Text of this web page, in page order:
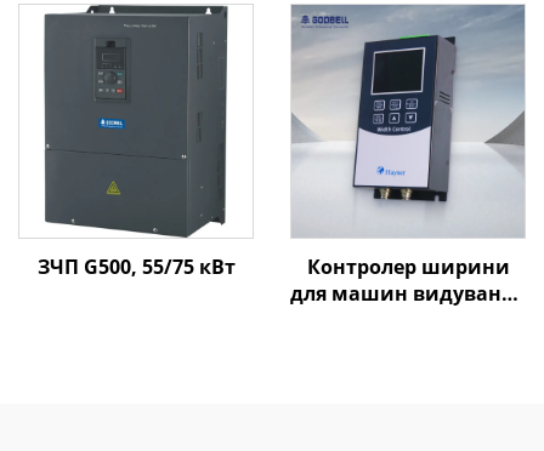
ЗЧП G500, 55/75 кВт
Контролер ширини
для машин видування